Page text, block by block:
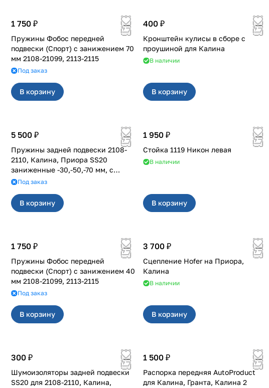
1 750 ₽
Пружины Фобос передней
подвески (Спорт) с занижением 70
мм 2108-21099, 2113-2115
Под заказ
В корзину
400 ₽
Кронштейн кулисы в сборе с
проушиной для Калина
В наличии
В корзину
5 500 ₽
Пружины задней подвески 2108-
2110, Калина, Приора SS20
заниженные -30,-50,-70 мм, с
переменным шагом (2шт)
Под заказ
В корзину
1 950 ₽
Стойка 1119 Никон левая
В наличии
В корзину
1 750 ₽
Пружины Фобос передней
подвески (Спорт) с занижением 40
мм 2108-21099, 2113-2115
Под заказ
В корзину
3 700 ₽
Сцепление Hofer на Приора,
Калина
В наличии
В корзину
300 ₽
Шумоизоляторы задней подвески
SS20 для 2108-2110, Калина,
1 500 ₽
Распорка передняя AutoProduct
для Калина, Гранта, Калина 2